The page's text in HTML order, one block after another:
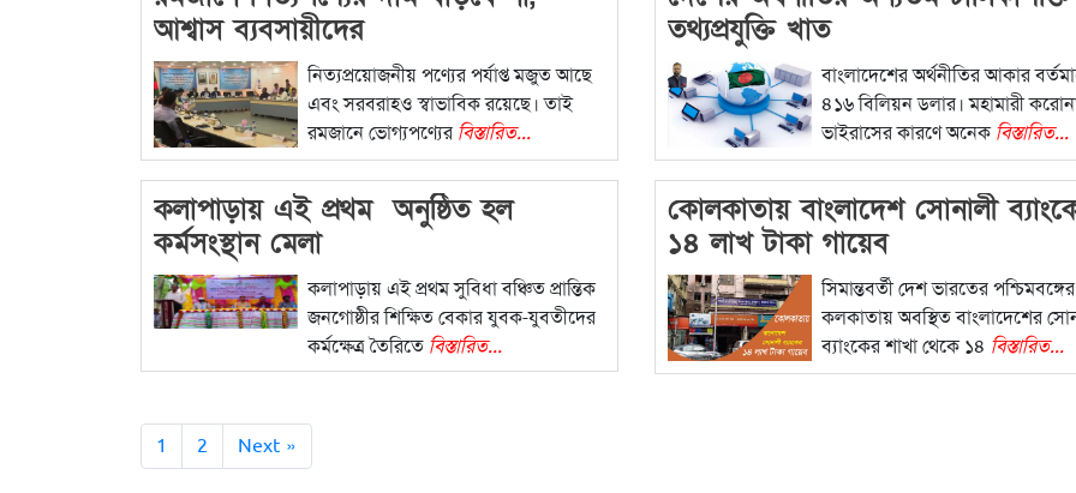
আশ্বাস ব্যবসায়ীদের
নিত্যপ্রয়োজনীয় পণ্যের পর্যাপ্ত মজুত আছে
এবং সরবরাহও স্বাভাবিক রয়েছে। তাই
রমজানে ভোগ্যপণ্যের বিস্তারিত...
তথ্যপ্রযুক্তি খাত
বাংলাদেশের অর্থনীতির আকার
৪১৬ বিলিয়ন ডলার। মহামারী
ভাইরাসের কারণে অনেক বিস্তারিত...
কলাপাড়ায় এই প্রথম অনুষ্ঠিত হল
কর্মসংস্থান মেলা
কলাপাড়ায় এই প্রথম সুবিধা বঞ্চিত প্রান্তিক
জনগোষ্ঠীর শিক্ষিত বেকার যুবক-যুবতীদের
কর্মক্ষেত্র তৈরিতে বিস্তারিত...
কোলকাতায় বাংলাদেশ সোনালী
১৪ লাখ টাকা গায়েব
সিমান্তবর্তী দেশ ভারতের পশ্চিমবঙ্গের
কলকাতায় অবস্থিত বাংলাদেশের
ব্যাংকের শাখা থেকে ১৪ বিস্তারিত...
1 2 Next »